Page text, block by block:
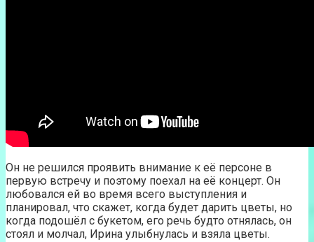
Он не решился проявить внимание к её персоне в
первую встречу и поэтому поехал на её концерт. Он
любовался ей во время всего выступления и
планировал, что скажет, когда будет дарить цветы, но
когда подошёл с букетом, его речь будто отнялась, он
стоял и молчал, Ирина улыбнулась и взяла цветы.